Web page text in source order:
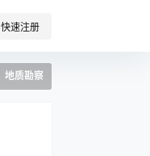
快速注册
地质勘察